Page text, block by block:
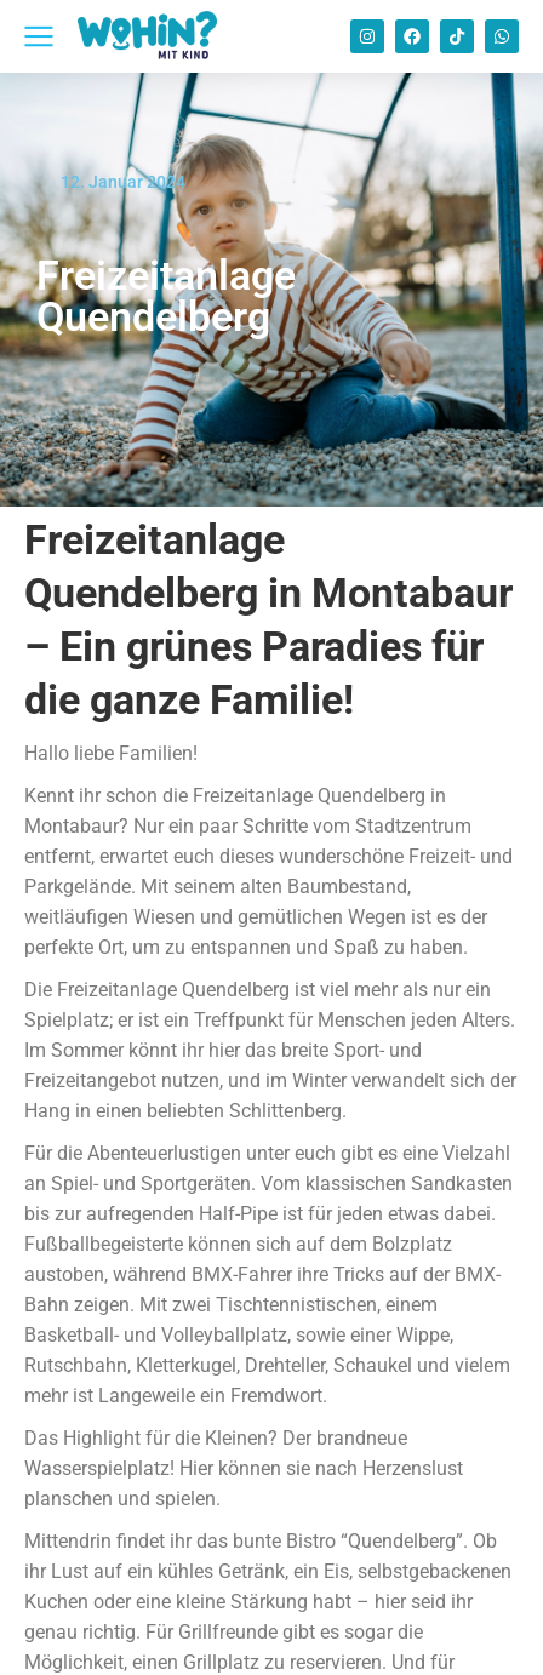
12. Januar 2024
Freizeitanlage
Quendelberg
Freizeitanlage
Quendelberg in Montabaur
– Ein grünes Paradies für
die ganze Familie!
Hallo liebe Familien!
Kennt ihr schon die Freizeitanlage Quendelberg in
Montabaur? Nur ein paar Schritte vom Stadtzentrum
entfernt, erwartet euch dieses wunderschöne Freizeit- und
Parkgelände. Mit seinem alten Baumbestand,
weitläufigen Wiesen und gemütlichen Wegen ist es der
perfekte Ort, um zu entspannen und Spaß zu haben.
Die Freizeitanlage Quendelberg ist viel mehr als nur ein
Spielplatz; er ist ein Treffpunkt für Menschen jeden Alters.
Im Sommer könnt ihr hier das breite Sport- und
Freizeitangebot nutzen, und im Winter verwandelt sich der
Hang in einen beliebten Schlittenberg.
Für die Abenteuerlustigen unter euch gibt es eine Vielzahl
an Spiel- und Sportgeräten. Vom klassischen Sandkasten
bis zur aufregenden Half-Pipe ist für jeden etwas dabei.
Fußballbegeisterte können sich auf dem Bolzplatz
austoben, während BMX-Fahrer ihre Tricks auf der BMX-
Bahn zeigen. Mit zwei Tischtennistischen, einem
Basketball- und Volleyballplatz, sowie einer Wippe,
Rutschbahn, Kletterkugel, Drehteller, Schaukel und vielem
mehr ist Langeweile ein Fremdwort.
Das Highlight für die Kleinen? Der brandneue
Wasserspielplatz! Hier können sie nach Herzenslust
planschen und spielen.
Mittendrin findet ihr das bunte Bistro “Quendelberg”. Ob
ihr Lust auf ein kühles Getränk, ein Eis, selbstgebackenen
Kuchen oder eine kleine Stärkung habt – hier seid ihr
genau richtig. Für Grillfreunde gibt es sogar die
Möglichkeit, einen Grillplatz zu reservieren. Und für